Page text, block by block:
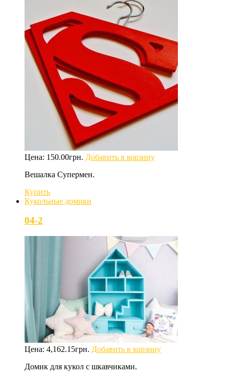
Цена: 150.00грн. Добавить в корзину
Вешалка Супермен.
Купить
Кукольные домики
04-2
Цена: 4,162.15грн. Добавить в корзину
Домик для кукол с шкавчиками.